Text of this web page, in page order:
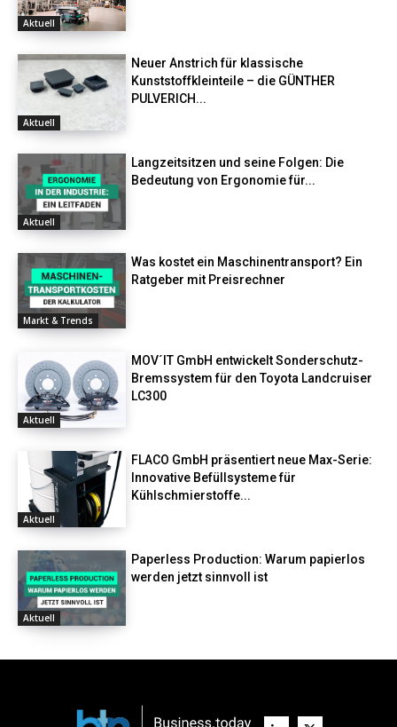
Aktuell
Aktuell
Neuer Anstrich für klassische
Kunststoffkleinteile – die GÜNTHER
PULVERICH...
Aktuell
Langzeitsitzen und seine Folgen: Die
Bedeutung von Ergonomie für...
Markt & Trends
Was kostet ein Maschinentransport? Ein
Ratgeber mit Preisrechner
Aktuell
MOV´IT GmbH entwickelt Sonderschutz-
Bremssystem für den Toyota Landcruiser
LC300
Aktuell
FLACO GmbH präsentiert neue Max-Serie:
Innovative Befüllsysteme für
Kühlschmierstoffe...
Aktuell
Paperless Production: Warum papierlos
werden jetzt sinnvoll ist